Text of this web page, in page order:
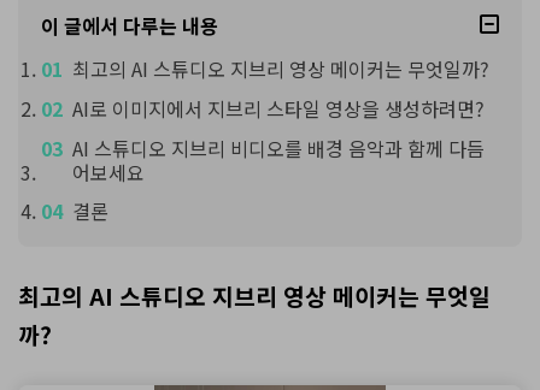
이 글에서 다루는 내용
최고의 AI 스튜디오 지브리 영상 메이커는 무엇일까?
AI로 이미지에서 지브리 스타일 영상을 생성하려면?
AI 스튜디오 지브리 비디오를 배경 음악과 함께 다듬
어보세요
결론
최고의 AI 스튜디오 지브리 영상 메이커는 무엇일
까?